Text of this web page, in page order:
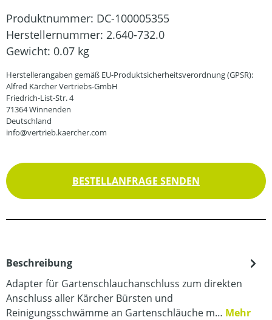
Produktnummer: DC-100005355
Herstellernummer: 2.640-732.0
Gewicht: 0.07 kg
Herstellerangaben gemäß EU-Produktsicherheitsverordnung (GPSR):
Alfred Kärcher Vertriebs-GmbH
Friedrich-List-Str. 4
71364 Winnenden
Deutschland
info@vertrieb.kaercher.com
BESTELLANFRAGE SENDEN
Beschreibung
Adapter für Gartenschlauchanschluss zum direkten
Anschluss aller Kärcher Bürsten und
Reinigungsschwämme an Gartenschläuche m… Mehr